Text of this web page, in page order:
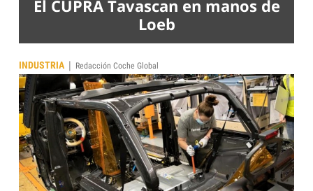
El CUPRA Tavascan en manos de
Loeb
INDUSTRIA | Redacción Coche Global